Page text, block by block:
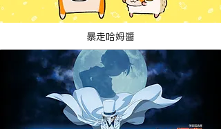
暴走哈姆醬